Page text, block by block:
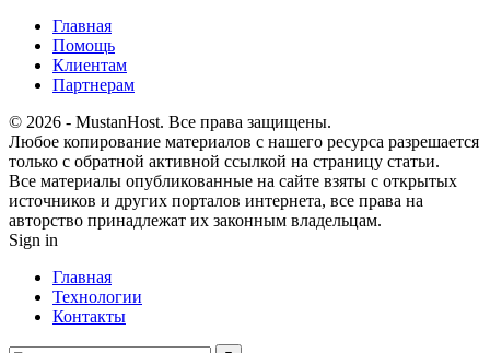
Главная
Помощь
Клиентам
Партнерам
© 2026 - MustanHost. Все права защищены.
Любое копирование материалов с нашего ресурса разрешается
только с обратной активной ссылкой на страницу статьи.
Все материалы опубликованные на сайте взяты с открытых
источников и других порталов интернета, все права на
авторство принадлежат их законным владельцам.
Sign in
Главная
Технологии
Контакты